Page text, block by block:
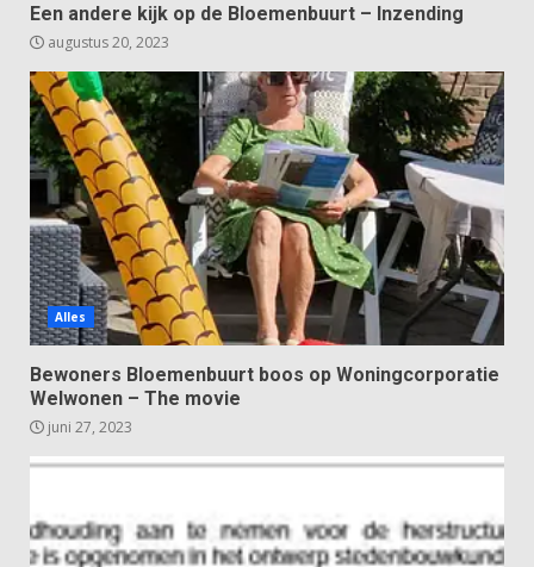
Een andere kijk op de Bloemenbuurt – Inzending
augustus 20, 2023
Alles
Bewoners Bloemenbuurt boos op Woningcorporatie
Welwonen – The movie
juni 27, 2023